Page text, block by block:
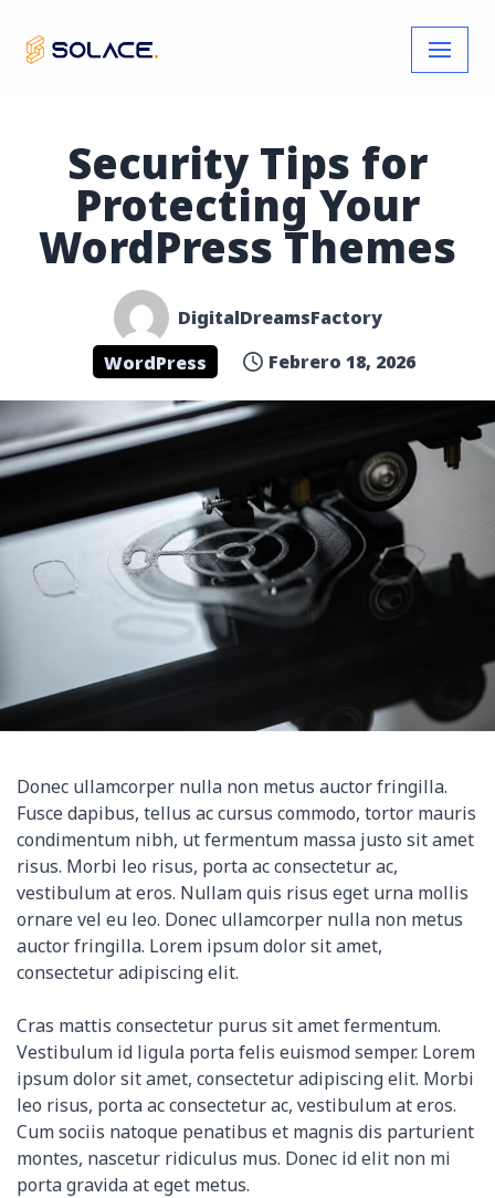
Skip
Security Tips for
Protecting Your
WordPress Themes
DigitalDreamsFactory
WordPress
Febrero 18, 2026
Donec ullamcorper nulla non metus auctor fringilla.
Fusce dapibus, tellus ac cursus commodo, tortor mauris
condimentum nibh, ut fermentum massa justo sit amet
risus. Morbi leo risus, porta ac consectetur ac,
vestibulum at eros. Nullam quis risus eget urna mollis
ornare vel eu leo. Donec ullamcorper nulla non metus
auctor fringilla. Lorem ipsum dolor sit amet,
consectetur adipiscing elit.
Cras mattis consectetur purus sit amet fermentum.
Vestibulum id ligula porta felis euismod semper. Lorem
ipsum dolor sit amet, consectetur adipiscing elit. Morbi
leo risus, porta ac consectetur ac, vestibulum at eros.
Cum sociis natoque penatibus et magnis dis parturient
montes, nascetur ridiculus mus. Donec id elit non mi
porta gravida at eget metus.